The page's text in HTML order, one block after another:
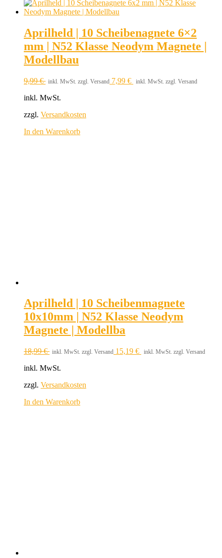
Aprilheld | 10 Scheibenagnete 6×2
mm | N52 Klasse Neodym Magnete |
Modellbau
9,99€ inkl. MwSt. zzgl. Versand 7,99 € inkl. MwSt. zzgl. Versand
inkl. MwSt.
zzgl. Versandkosten
In den Warenkorb
Aprilheld | 10 Scheibenmagnete
10x10mm | N52 Klasse Neodym
Magnete | Modellba
18,99€ inkl. MwSt. zzgl. Versand 15,19 € inkl. MwSt. zzgl. Versand
inkl. MwSt.
zzgl. Versandkosten
In den Warenkorb